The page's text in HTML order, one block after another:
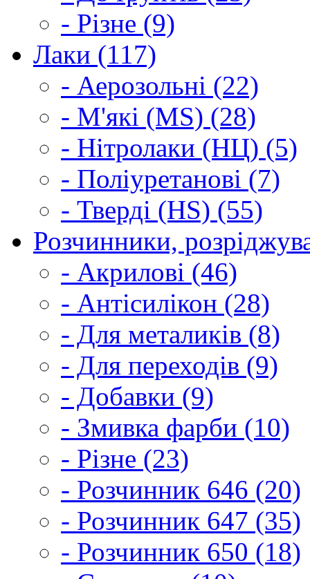
- Різне (9)
Лаки (117)
- Аерозольні (22)
- М'які (MS) (28)
- Нітролаки (НЦ) (5)
- Поліуретанові (7)
- Тверді (HS) (55)
Розчинники,
- Акрилові (46)
- Антісилікон (28)
- Для металиків (8)
- Для переходів (9)
- Добавки (9)
- Змивка фарби (10)
- Різне (23)
- Розчинник 646 (20)
- Розчинник 647 (35)
- Розчинник 650 (18)